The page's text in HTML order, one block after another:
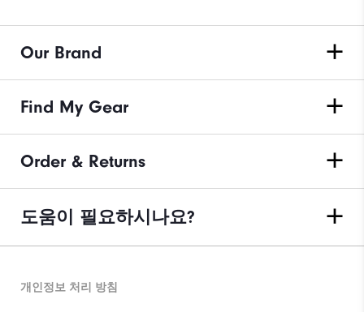
Our Brand
Find My Gear
Order & Returns
도움이 필요하시나요?
개인정보 처리 방침